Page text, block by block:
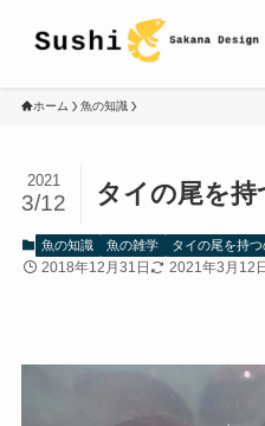
ホーム 魚の知識
タイの尾を持
2021
3/12
魚の知識 魚の雑学 タイの尾を持つ
2018年12月31日 2021年3月12日